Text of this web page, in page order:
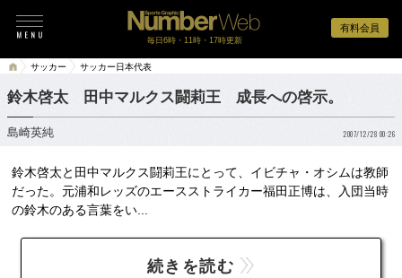
有料会員
毎日6時・11時・17時更新
サッカー サッカー日本代表
鈴木啓太 田中マルクス闘莉王 成長への啓示。
島崎英純 2007/12/28 00:26
鈴木啓太と田中マルクス闘莉王にとって、イビチャ・オシムは教師
だった。元浦和レッズのエースストライカー福田正博は、入団当時
の鈴木のある言葉をい...
続きを読む